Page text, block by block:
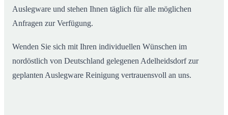
Auslegware und stehen Ihnen täglich für alle möglichen
Anfragen zur Verfügung.
Wenden Sie sich mit Ihren individuellen Wünschen im
nordöstlich von Deutschland gelegenen Adelheidsdorf zur
geplanten Auslegware Reinigung vertrauensvoll an uns.